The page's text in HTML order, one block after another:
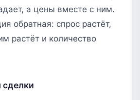
а цены вместе с ним.
обратная: спрос растёт,
растёт и количество
сделки